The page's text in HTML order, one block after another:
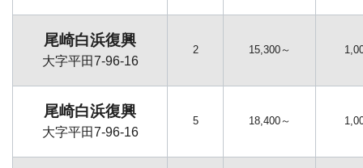
尾崎白浜復興
大字平田7-96-16
2 15,300～
尾崎白浜復興
大字平田7-96-16
5 18,400～